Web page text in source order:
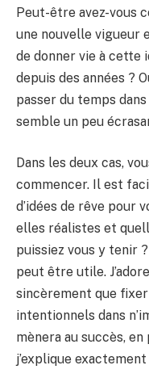
Peut-être avez-vous
une nouvelle vigueur
de donner vie à cette
depuis des années ?
passer du temps
semble un peu
Dans les deux cas,
commencer. Il est
d’idées de rêve pour
elles réalistes et
puissiez vous y tenir ?
peut être utile.
sincèrement que
intentionnels dans
mènera au succès,
j’explique